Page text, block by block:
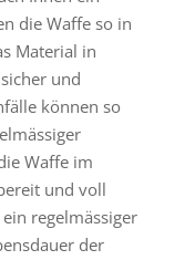
die Waffe so in
Material in
und
können so
Waffe im
und voll
regelmässiger
der